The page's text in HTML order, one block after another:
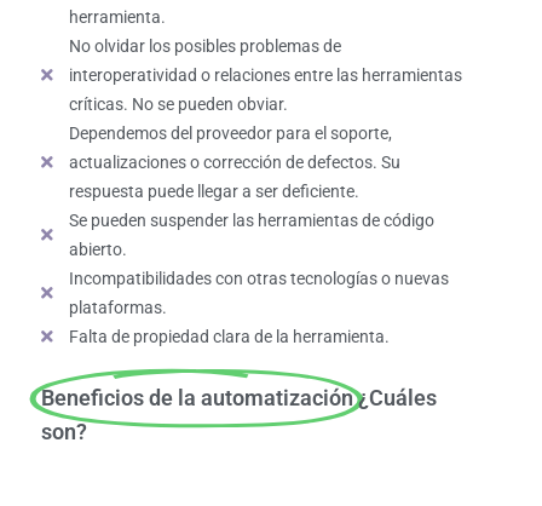
herramienta.
No olvidar los posibles problemas de
interoperatividad o relaciones entre las herramientas
críticas. No se pueden obviar.
Dependemos del proveedor para el soporte,
actualizaciones o corrección de defectos. Su
respuesta puede llegar a ser deficiente.
Se pueden suspender las herramientas de código
abierto.
Incompatibilidades con otras tecnologías o nuevas
plataformas.
Falta de propiedad clara de la herramienta.
Beneficios de la automatización¿Cuáles
son?